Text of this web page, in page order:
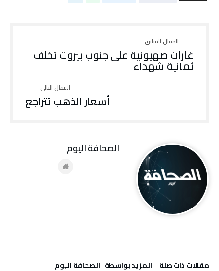
غارات صهيونية على جنوب بيروت تخلف
ثمانية شهداء
أسعار الذهب تتراجع
‫مقالات ذات صلة‬ ‫‫المزيد بواسطة‬ ‬ ‭ ‬الصحافة‭ ‬اليوم